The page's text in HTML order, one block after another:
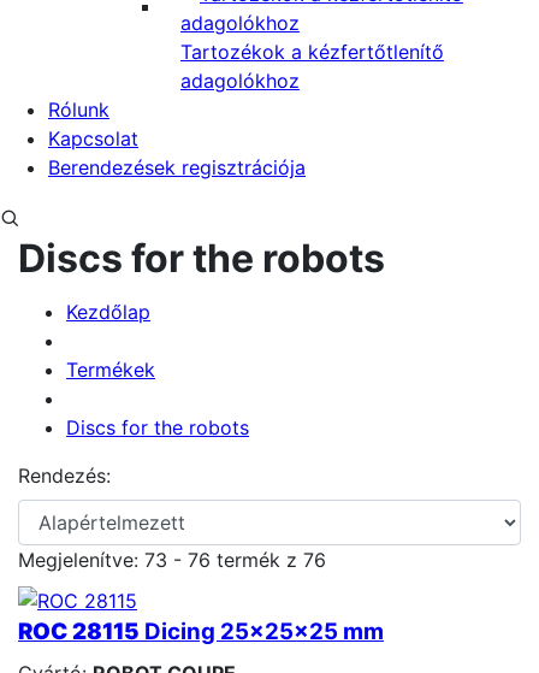
Tartozékok a kézfertőtlenítő
adagolókhoz
Rólunk
Kapcsolat
Berendezések regisztrációja
Discs for the robots
Kezdőlap
Termékek
Discs for the robots
Rendezés:
Megjelenítve: 73 - 76 termék z 76
ROC 28115 Dicing 25x25x25 mm